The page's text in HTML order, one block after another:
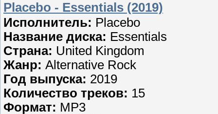
Placebo - Essentials (2019)
Исполнитель: Placebo
Название диска: Essentials
Страна: United Kingdom
Жанр: Alternative Rock
Год выпуска: 2019
Количество треков: 15
Формат: MP3